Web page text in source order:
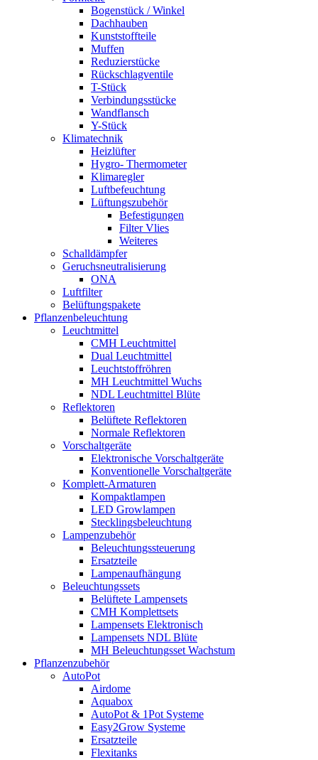
Bogenstück / Winkel
Dachhauben
Kunststoffteile
Muffen
Reduzierstücke
Rückschlagventile
T-Stück
Verbindungsstücke
Wandflansch
Y-Stück
Klimatechnik
Heizlüfter
Hygro- Thermometer
Klimaregler
Luftbefeuchtung
Lüftungszubehör
Befestigungen
Filter Vlies
Weiteres
Schalldämpfer
Geruchsneutralisierung
ONA
Luftfilter
Belüftungspakete
Pflanzenbeleuchtung
Leuchtmittel
CMH Leuchtmittel
Dual Leuchtmittel
Leuchtstoffröhren
MH Leuchtmittel Wuchs
NDL Leuchtmittel Blüte
Reflektoren
Belüftete Reflektoren
Normale Reflektoren
Vorschaltgeräte
Elektronische Vorschaltgeräte
Konventionelle Vorschaltgeräte
Komplett-Armaturen
Kompaktlampen
LED Growlampen
Stecklingsbeleuchtung
Lampenzubehör
Beleuchtungssteuerung
Ersatzteile
Lampenaufhängung
Beleuchtungssets
Belüftete Lampensets
CMH Komplettsets
Lampensets Elektronisch
Lampensets NDL Blüte
MH Beleuchtungsset Wachstum
Pflanzenzubehör
AutoPot
Airdome
Aquabox
AutoPot & 1Pot Systeme
Easy2Grow Systeme
Ersatzteile
Flexitanks